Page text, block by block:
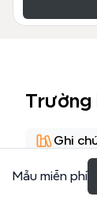
Trường
Ghi
Giới
Mẫu miễn phí